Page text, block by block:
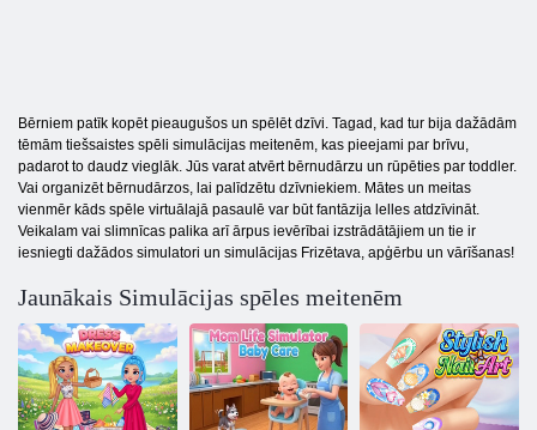
Bērniem patīk kopēt pieaugušos un spēlēt dzīvi. Tagad, kad tur bija dažādām
tēmām tiešsaistes spēli simulācijas meitenēm, kas pieejami par brīvu,
padarot to daudz vieglāk. Jūs varat atvērt bērnudārzu un rūpēties par toddler.
Vai organizēt bērnudārzos, lai palīdzētu dzīvniekiem. Mātes un meitas
vienmēr kāds spēle virtuālajā pasaulē var būt fantāzija lelles atdzīvināt.
Veikalam vai slimnīcas palika arī ārpus ievērībai izstrādātājiem un tie ir
iesniegti dažādos simulatori un simulācijas Frizētava, apģērbu un vārīšanas!
Jaunākais Simulācijas spēles meitenēm